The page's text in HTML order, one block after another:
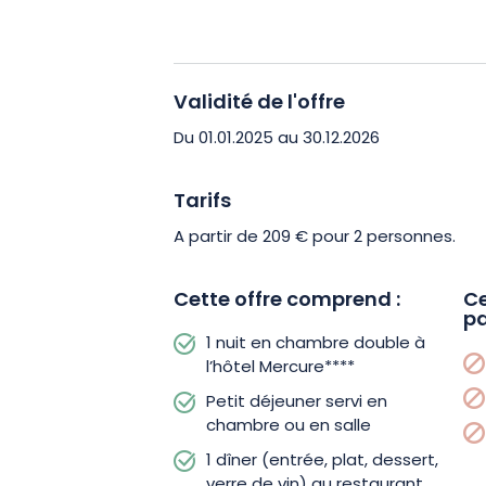
contemporain harmonise
Complètement insonorisée, elle vous
détendre et vous reposer au calme.
repas gastronomique un accord
champagne. Un véritable réveil de
Validité de l'offre
Du 01.01.2025 au 30.12.2026
Tarifs
A partir de 209 € pour 2 personnes.
Cette offre comprend :
1 nuit en chambre double à
l’hôtel Mercure****
Petit déjeuner servi en
chambre ou en salle
1 dîner (entrée, plat, dessert,